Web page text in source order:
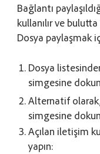
Bağlantı
kullanılır ve
Dosya paylaşmak
Dosya
simgesine
Alternatif
simgesine
Açılan iletişim
yapın: